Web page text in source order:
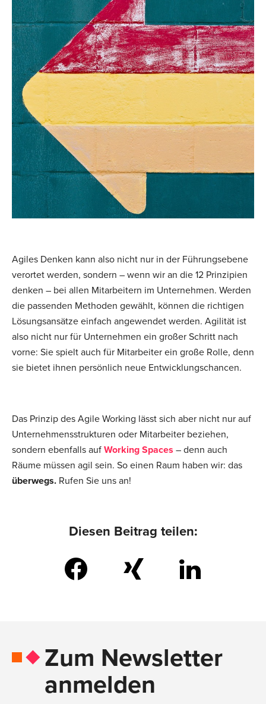
Agiles Denken kann also nicht nur in der Führungsebene
verortet werden, sondern – wenn wir an die 12 Prinzipien
denken – bei allen Mitarbeitern im Unternehmen. Werden
die passenden Methoden gewählt, können die richtigen
Lösungsansätze einfach angewendet werden. Agilität ist
also nicht nur für Unternehmen ein großer Schritt nach
vorne: Sie spielt auch für Mitarbeiter ein große Rolle, denn
sie bietet ihnen persönlich neue Entwicklungschancen.
Das Prinzip des Agile Working lässt sich aber nicht nur auf
Unternehmensstrukturen oder Mitarbeiter beziehen,
sondern ebenfalls auf Working Spaces – denn auch
Räume müssen agil sein. So einen Raum haben wir: das
überwegs. Rufen Sie uns an!
Diesen Beitrag teilen:
Zum Newsletter
anmelden